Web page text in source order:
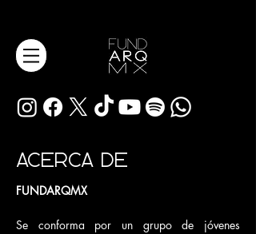
ACERCA DE
FUNDARQMX
Se conforma por un grupo de jóvenes